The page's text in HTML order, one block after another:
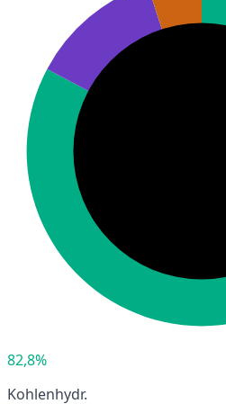
82,8%
Kohlenhydr.